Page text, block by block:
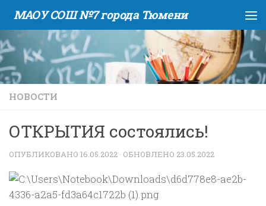
Skip to content
МАОУ СОШ №7 города Тюмени
НОВОСТИ
ОТКРЫТИЯ состоялись!
ОПУБЛИКОВАНО 16.05.2022 · ОБНОВЛЕНО 23.05.2022